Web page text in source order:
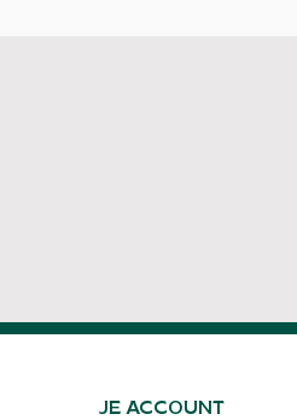
JE ACCOUNT